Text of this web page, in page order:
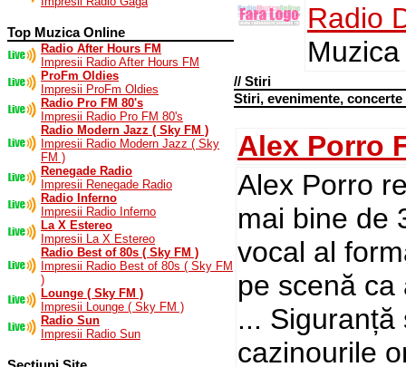
Top Muzica Online
Radio After Hours FM
Impresii Radio After Hours FM
ProFm Oldies
Impresii ProFm Oldies
Radio Pro FM 80's
Impresii Radio Pro FM 80's
Radio Modern Jazz ( Sky FM )
Impresii Radio Modern Jazz ( Sky
FM )
Renegade Radio
Impresii Renegade Radio
Radio Inferno
Impresii Radio Inferno
La X Estereo
Impresii La X Estereo
Radio Best of 80s ( Sky FM )
Impresii Radio Best of 80s ( Sky FM
)
Lounge ( Sky FM )
Impresii Lounge ( Sky FM )
Radio Sun
Impresii Radio Sun
Radio
// Stiri
Stiri, evenimente,
Alex Porro
Alex Porro
mai bine de
vocal al
pe scenă ca
...
cazinourile